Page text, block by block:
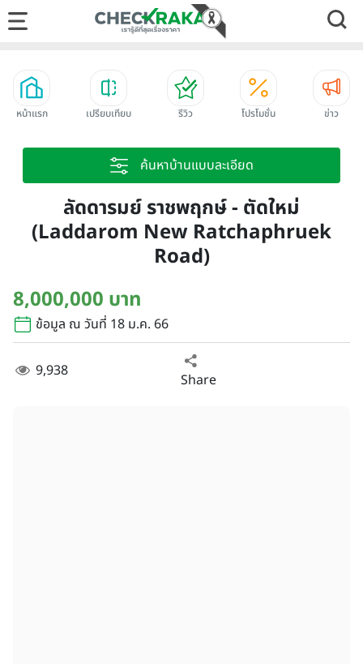
หน้าแรก เปรียบเทียบ รีวิว โปรโมชั่น ข่าว
ค้นหาบ้านแบบละเอียด
ลัดดารมย์ ราชพฤกษ์ - ตัดใหม่
(Laddarom New Ratchaphruek
Road)
8,000,000 บาท
ข้อมูล ณ วันที่ 18 ม.ค. 66
9,938 Share